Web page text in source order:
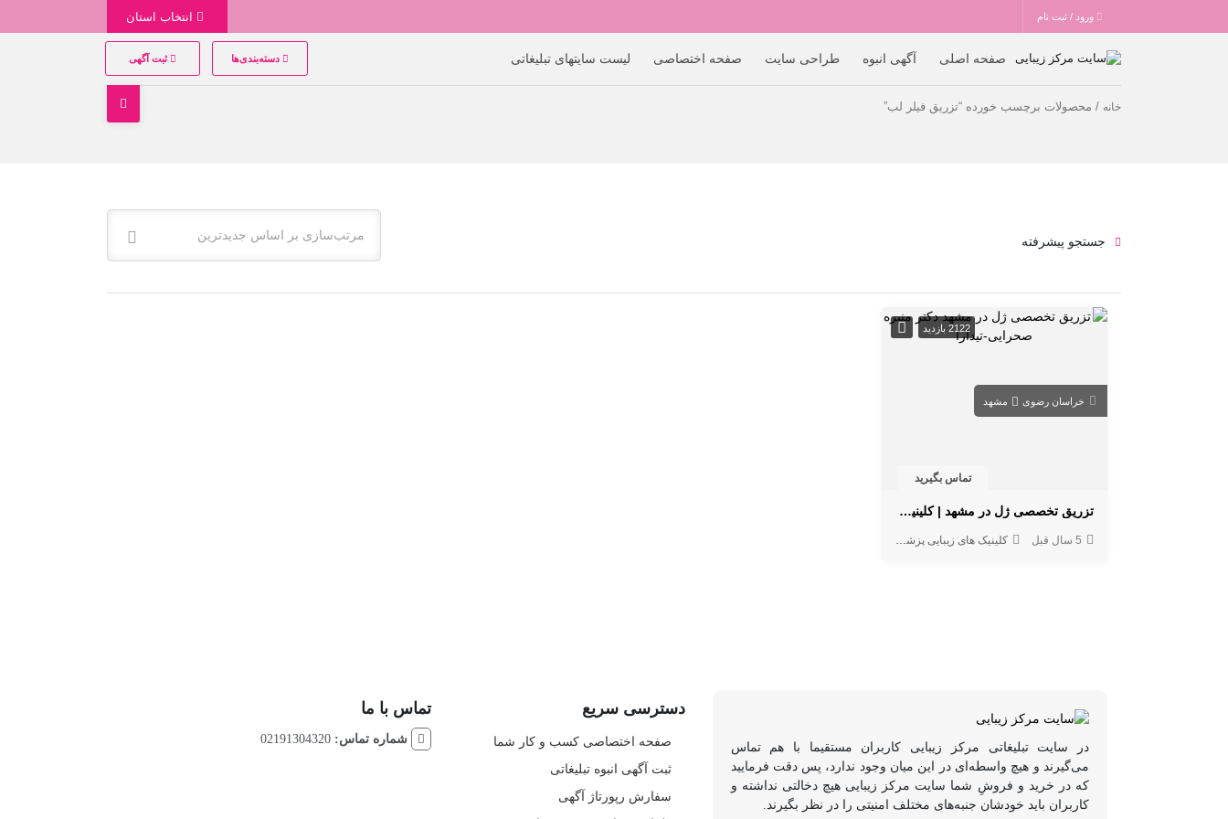
ورود / ثبت نام
صفحه اصلی آگهی انبوه طراحی سایت صفحه اختصاصی لیست سایتهای تبلیغاتی دسته‌بندی‌ها ثبت آگهی
خانه / محصولات برچسب خورده “تزریق فیلر لب”
مرتب‌سازی بر اساس جدیدترین جستجو پیشرفته
2122 بازدید
خراسان رضوی مشهد
تماس بگیرید
تزریق تخصصی ژل در مشهد | کلینیک تیدارا دکتر صحرایی
5 سال قبل کلینیک های زیبایی پزشکی
در سایت تبلیغاتی مرکز زیبایی کاربران مستقیما با هم تماس
می‌گیرند و هیچ واسطه‌ای در این میان وجود ندارد، پس دقت فرمایید
که در خرید و فروشِ شما سایت مرکز زیبایی هیچ دخالتی نداشته و
کاربران باید خودشان جنبه‌های مختلف امنیتی را در نظر بگیرند.
دسترسی سریع
صفحه اختصاصی کسب و کار شما
ثبت آگهی انبوه تبلیغاتی
سفارش رپورتاژ آگهی
تماس با ما
شماره تماس: 02191304320